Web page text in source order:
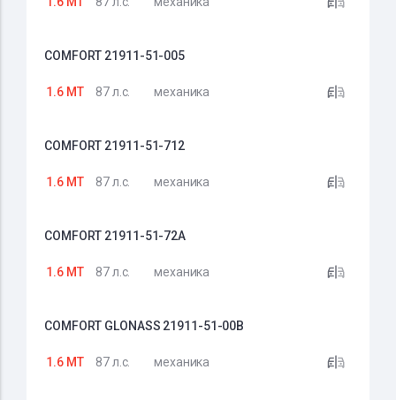
COMFORT 21911-51-005
1.6 MT 87 л.с. механика
COMFORT 21911-51-712
1.6 MT 87 л.с. механика
COMFORT 21911-51-72A
1.6 MT 87 л.с. механика
COMFORT GLONASS 21911-51-00B
1.6 MT 87 л.с. механика